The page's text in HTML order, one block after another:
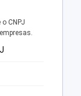
CNPJ